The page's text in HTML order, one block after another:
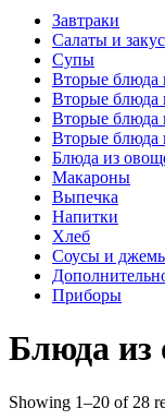
Завтраки
Салаты и
Супы
Вторые блюда
Вторые блюда
Вторые блюда
Вторые блюда
Блюда из
Макароны
Выпечка
Напитки
Хлеб
Соусы и
Приборы
Блюда из
Showing 1–20 of 28